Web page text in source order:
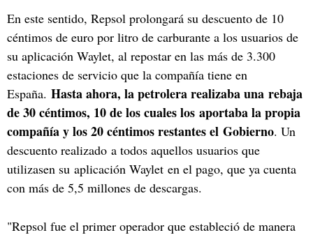
En este sentido, Repsol prolongará su descuento de 10
céntimos de euro por litro de carburante a los usuarios de
su aplicación Waylet, al repostar en las más de 3.300
estaciones de servicio que la compañía tiene en
España. Hasta ahora, la petrolera realizaba una rebaja
de 30 céntimos, 10 de los cuales los aportaba la propia
compañía y los 20 céntimos restantes el Gobierno. Un
descuento realizado a todos aquellos usuarios que
utilizasen su aplicación Waylet en el pago, que ya cuenta
con más de 5,5 millones de descargas.
"Repsol fue el primer operador que estableció de manera